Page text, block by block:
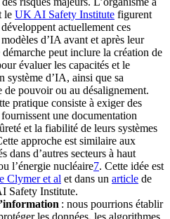
le UK AI Safety Institute figurent
actuellement ces
d’IA avant et après leur
peut inclure la création de
évaluer les capacités et le
système d’IA, ainsi que sa
de pouvoir ou au désalignement.
pratique consiste à exiger des
une documentation
et la fiabilité de leurs systèmes
approche est similaire aux
dans d’autres secteurs à haut
l’énergie nucléaire⁠7. Cette idée est
Clymer et al et dans un article de
Safety Institute.
: nous pourrions établir